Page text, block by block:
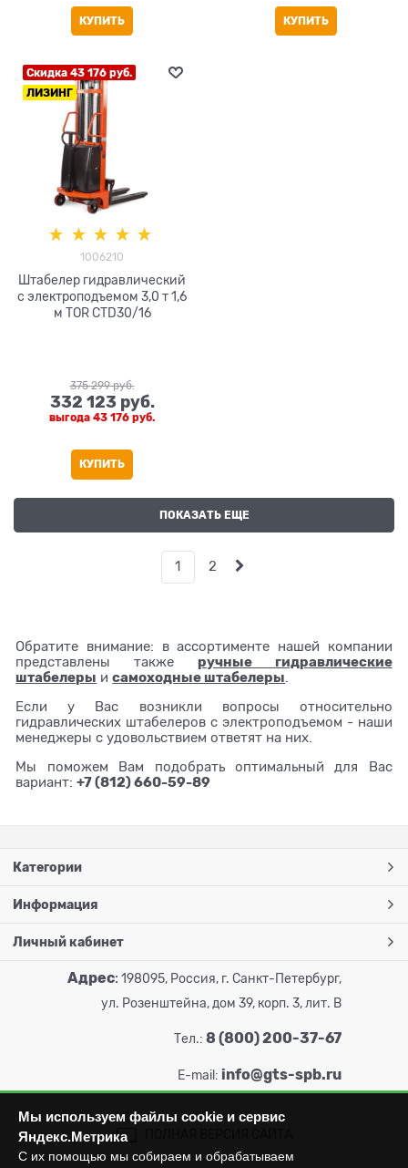
КУПИТЬ КУПИТЬ
Скидка 43 176 руб.
ЛИЗИНГ
1006210
Штабелер гидравлический
с электроподъемом 3,0 т 1,6
м TOR CTD30/16
375 299 руб.
332 123 руб.
выгода 43 176 руб.
КУПИТЬ
ПОКАЗАТЬ ЕЩЕ
1 2
Обратите внимание: в ассортименте нашей компании
представлены также ручные гидравлические
штабелеры исамоходные штабелеры
Если у Вас возникли вопросы относительно
гидравлических штабелеров с электроподъемом - наши
менеджеры с удовольствием ответят на них.
Мы поможем Вам подобрать оптимальный для Вас
вариант:+7 (812) 660-59-89
Категории
Информация
Личный кабинет
Адрес: 198095, Россия, г. Санкт-Петербург,
ул. Розенштейна, дом 39, корп. 3, лит. В
Тел.: 8 (800) 200-37-67
E-mail: info@gts-spb.ru
Мы используем файлы cookie и сервис
Яндекс.Метрика
С их помощью мы собираем и обрабатываем